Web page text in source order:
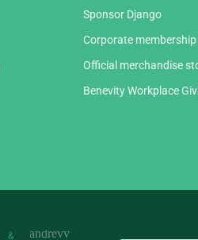
Sponsor Django
Corporate membership
Official merchandise
Benevity Workplace
&